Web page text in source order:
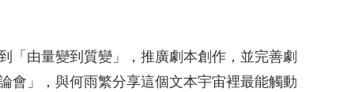
「由量變到質變」，推廣劇本創作，並完善劇
會」，與何雨繁分享這個文本宇宙裡最能觸動